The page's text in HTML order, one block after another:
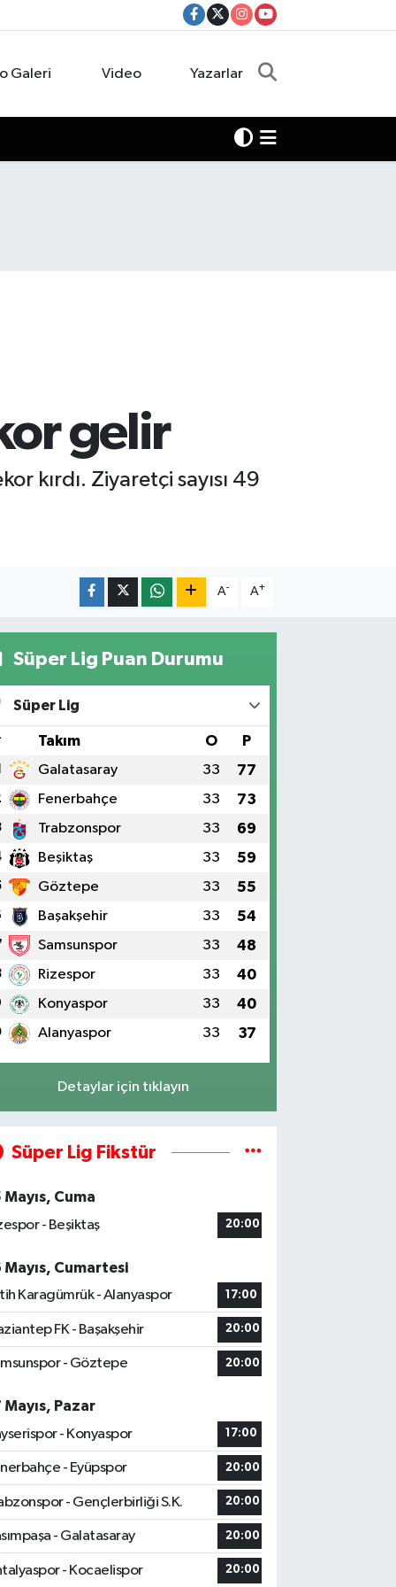
Galeri Video Yazarlar
gelir
kırdı. Ziyaretçi sayısı 49
A- A+
Süper Lig Puan Durumu
Süper Lig
Takım O P
Galatasaray 33 77
Fenerbahçe 33 73
Trabzonspor 33 69
Beşiktaş 33 59
Göztepe 33 55
Başakşehir 33 54
Samsunspor 33 48
Rizespor 33 40
Konyaspor 33 40
Alanyaspor 33 37
Detaylar için tıklayın
Süper Lig Fikstür
Mayıs, Cuma
- Beşiktaş
20:00
Mayıs, Cumartesi
Karagümrük - Alanyaspor
17:00
FK - Başakşehir 20:00
- Göztepe 20:00
Mayıs, Pazar
- Konyaspor
17:00
- Eyüpspor 20:00
- Gençlerbirliği S.K. 20:00
- Galatasaray 20:00
- Kocaelispor 20:00